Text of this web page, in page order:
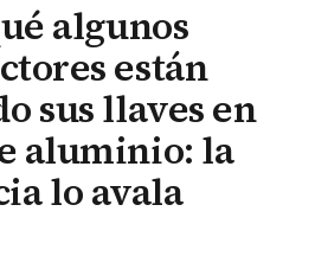
algunos
están
sus llaves en
aluminio: la
lo avala